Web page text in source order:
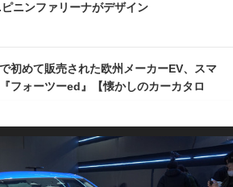
ニンファリーナがデザイン
初めて販売された欧州メーカーEV、スマ
フォーツーed』【懐かしのカーカタロ